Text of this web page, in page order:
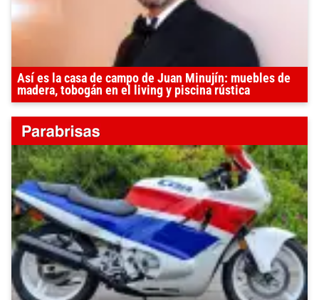
Así es la casa de campo de Juan Minujín: muebles de
madera, tobogán en el living y piscina rústica